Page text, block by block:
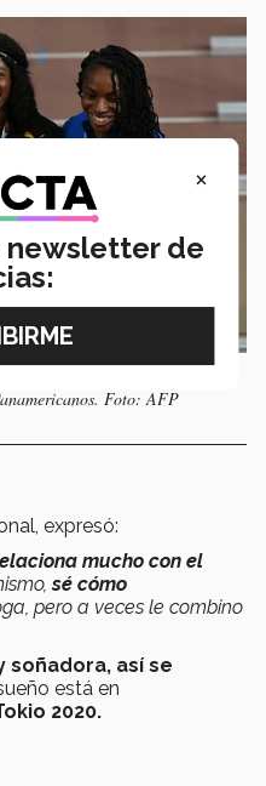
Foto: AFP
expresó:
mucho con el
sé cómo
pero a veces le combino
soñadora, así se
está en
2020.
×
newsletter de